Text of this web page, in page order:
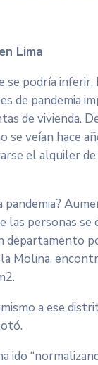
Lima
se podría inferir,
de pandemia
de vivienda.
se veían hace
el alquiler de
pandemia?
las personas se
departamento
la Molina,
a ese
ido